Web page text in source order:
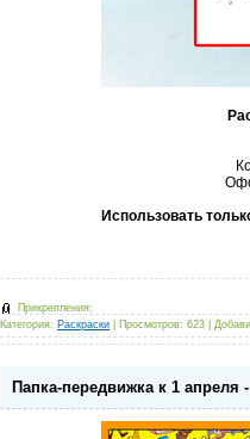
Использовать
Прикрепления:
Категория: Раскраски Просмотров: 623
Папка-передвижка к 1